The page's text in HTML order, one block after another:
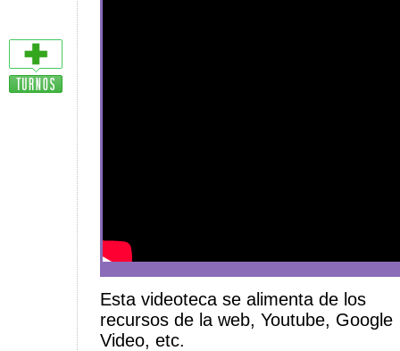
Esta videoteca se alimenta de los
recursos de la web, Youtube, Google
Video, etc.